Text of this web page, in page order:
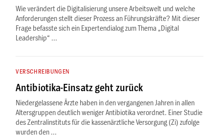
Wie verändert die Digitalisierung unsere Arbeitswelt und welche
Anforderungen stellt dieser Prozess an Führungskräfte? Mit dieser
Frage befasste sich ein Expertendialog zum Thema „Digital
Leadership“ ...
VERSCHREIBUNGEN
Antibiotika-Einsatz geht zurück
Niedergelassene Ärzte haben in den vergangenen Jahren in allen
Altersgruppen deutlich weniger Antibiotika verordnet. Einer Studie
des Zentralinstituts für die kassenärztliche Versorgung (Zi) zufolge
wurden den ...